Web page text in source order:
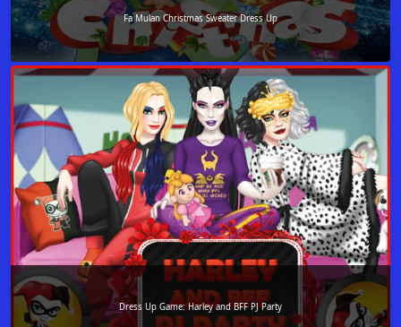
Fa Mulan Christmas Sweater Dress Up
Dress Up Game: Harley and BFF PJ Party